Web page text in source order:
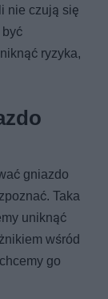
nie czują się
ryzyka,
gniazdo
Taka
uniknąć
wśród
go